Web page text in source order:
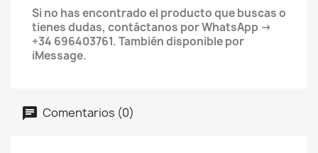
Si no has encontrado el producto que buscas o
tienes dudas, contáctanos por WhatsApp →
+34 696403761. También disponible por
iMessage.
Comentarios (0)